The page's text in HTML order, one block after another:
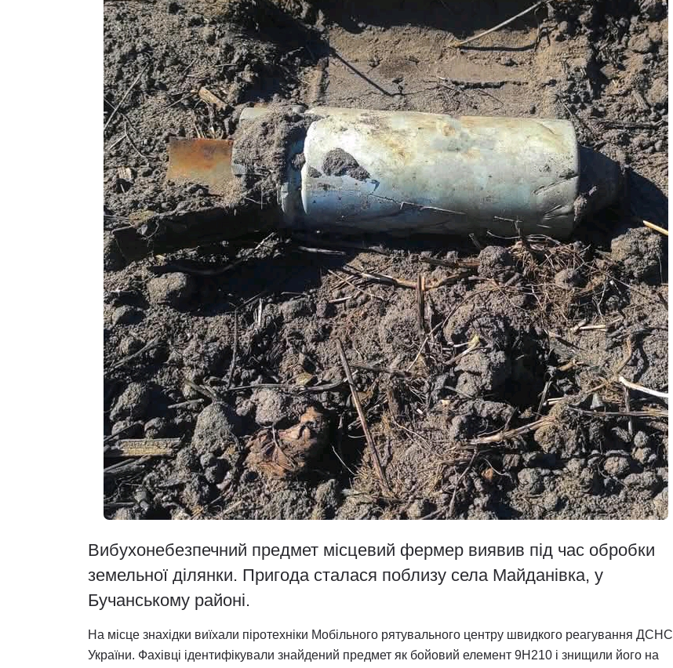
Вибухонебезпечний предмет місцевий фермер виявив під час обробки
земельної ділянки. Пригода сталася поблизу села Майданівка, у
Бучанському районі.
На місце знахідки виїхали піротехніки Мобільного рятувального центру швидкого реагування ДСНС
України. Фахівці ідентифікували знайдений предмет як бойовий елемент 9Н210 і знищили його на